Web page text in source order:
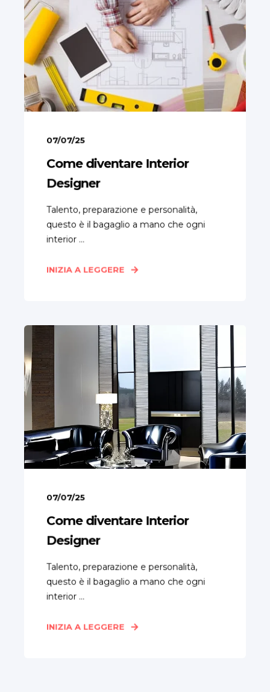
07/07/25
Come diventare Interior
Designer
Talento, preparazione e personalità,
questo è il bagaglio a mano che ogni
interior ...
INIZIA A LEGGERE
07/07/25
Come diventare Interior
Designer
Talento, preparazione e personalità,
questo è il bagaglio a mano che ogni
interior ...
INIZIA A LEGGERE